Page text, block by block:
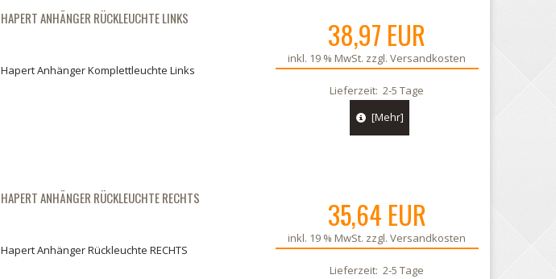
HAPERT ANHÄNGER RÜCKLEUCHTE LINKS
Hapert Anhänger Komplettleuchte Links
38,97 EUR
inkl. 19 % MwSt. zzgl.Versandkosten
Lieferzeit:2-5 Tage
[Mehr]
HAPERT ANHÄNGER RÜCKLEUCHTE RECHTS
Hapert Anhänger Rückleuchte RECHTS
35,64 EUR
inkl. 19 % MwSt. zzgl.Versandkosten
Lieferzeit:2-5 Tage